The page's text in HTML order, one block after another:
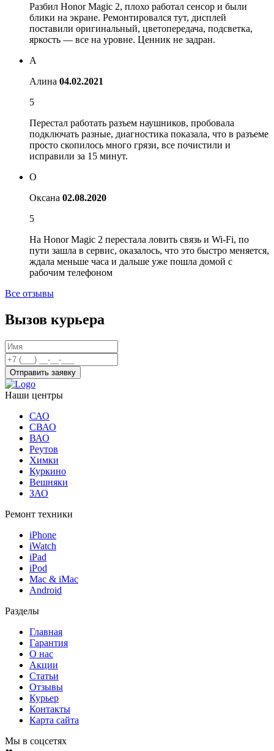
Разбил Honor Magic 2, плохо работал сенсор и были
блики на экране. Ремонтировался тут, дисплей
поставили оригинальный, цветопередача, подсветка,
яркость — все на уровне. Ценник не задран.
А
Алина 04.02.2021
5
Перестал работать разъем наушников, пробовала
подключать разные, диагностика показала, что в разъеме
просто скопилось много грязи, все почистили и
исправили за 15 минут.
О
Оксана 02.08.2020
5
На Honor Magic 2 перестала ловить связь и Wi-Fi, по
пути зашла в сервис, оказалось, что это быстро меняется,
ждала меньше часа и дальше уже пошла домой с
рабочим телефоном
Все отзывы
Вызов курьера
Отправить заявку
Наши центры
САО
СВАО
ВАО
Реутов
Химки
Куркино
Вешняки
ЗАО
Ремонт техники
iPhone
iWatch
iPad
iPod
Mac & iMac
Android
Разделы
Главная
Гарантия
О нас
Акции
Статьи
Отзывы
Курьер
Контакты
Карта сайта
Мы в соцсетях